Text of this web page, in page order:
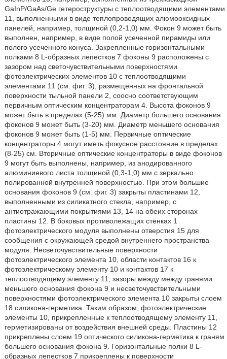
GaInP/GaAs/Ge гетероструктуры с теплоотводящими элементами
11, выполненными в виде теплопроводящих алюмооксидных
панелей, например, толщиной (0,2-1,0) мм. Фокон 9 может быть
выполнен, например, в виде полой усеченной пирамиды или
полого усеченного конуса. Закрепленные горизонтальными
полками 8 L-образных лепестков 7 фоконы 9 расположены с
зазором над светочувствительными поверхностями
фотоэлектрических элементов 10 с теплоотводящими
элементами 11 (см. фиг. 3), размещенных на фронтальной
поверхности тыльной панели 2, соосно соответствующим
первичным оптическим концентраторам 4. Высота фоконов 9
может быть в пределах (5-25) мм. Диаметр большего основания
фоконов 9 может быть (3-20) мм. Диаметр меньшего основания
фоконов 9 может быть (1-5) мм. Первичные оптические
концентраторы 4 могут иметь фокусное расстояние в пределах
(8-25) см. Вторичные оптические концентраторы в виде фоконов
9 могут быть выполнены, например, из анодированного
алюминиевого листа толщиной (0,3-1,0) мм с зеркально
полированной внутренней поверхностью. При этом большие
основания фоконов 9 (см. фиг. 3) закрыты пластинами 12,
выполненными из силикатного стекла, например, с
антиотражающими покрытиями 13, 14 на обеих сторонах
пластины 12. В боковых противолежащих стенках 1
фотоэлектрического модуля выполнены отверстия 15 для
сообщения с окружающей средой внутреннего пространства
модуля. Несветочувствительные поверхности
фотоэлектрического элемента 10, области контактов 16 к
фотоэлектрическому элементу 10 и контактов 17 к
теплоотводящему элементу 11, зазоры между между гранями
меньшего основания фокона 9 и несветочувствительными
поверхностями фотоэлектрического элемента 10 закрыты слоем
18 силикона-герметика. Таким образом, фотоэлектрические
элементы 10, прикрепленные к теплоотводящему элементу 11,
герметизированы от воздействия внешней среды. Пластины 12
прикреплены слоем 19 оптического силикона-герметика к граням
большего основания фокона 9. Горизонтальные полки 8 L-
образных лепестков 7 прикреплены к поверхности